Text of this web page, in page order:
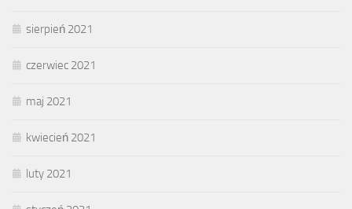
sierpień 2021
czerwiec 2021
maj 2021
kwiecień 2021
luty 2021